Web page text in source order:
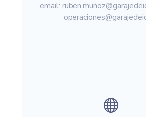
email:
